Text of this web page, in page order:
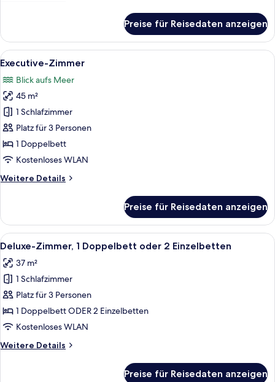
Zimmer,
Gartenblick
Preise für Reisedaten anzeigen
Alle
Fotos
für
Executive-
Zimmer
anzeigen
Ein modernes Hotelzimmer mit
5
Executive-Zimmer
Blick aufs Meer
45 m²
1 Schlafzimmer
Platz für 3 Personen
1 Doppelbett
Kostenloses WLAN
Weitere Details
Weitere
Zimmer
Preise für Reisedaten anzeigen
Alle
Fotos
für
Deluxe-
Zimmer,
1
Doppelbett
2
Ein Hotelzimmer mit einem großen
12
Deluxe-Zimmer, 1 Doppelbett oder 2 Einzelbetten
37 m²
1 Schlafzimmer
Platz für 3 Personen
1 Doppelbett ODER 2 Einzelbetten
Kostenloses WLAN
Weitere Details
Weitere
Preise für Reisedaten anzeigen